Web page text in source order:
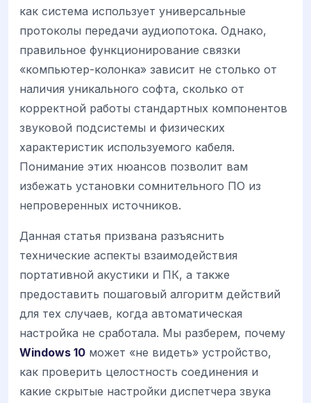
как система использует универсальные
протоколы передачи аудиопотока. Однако,
правильное функционирование связки
«компьютер-колонка» зависит не столько от
наличия уникального софта, сколько от
корректной работы стандартных компонентов
звуковой подсистемы и физических
характеристик используемого кабеля.
Понимание этих нюансов позволит вам
избежать установки сомнительного ПО из
непроверенных источников.
Данная статья призвана разъяснить
технические аспекты взаимодействия
портативной акустики и ПК, а также
предоставить пошаговый алгоритм действий
для тех случаев, когда автоматическая
настройка не сработала. Мы разберем, почему
Windows 10 может «не видеть» устройство,
как проверить целостность соединения и
какие скрытые настройки диспетчера звука